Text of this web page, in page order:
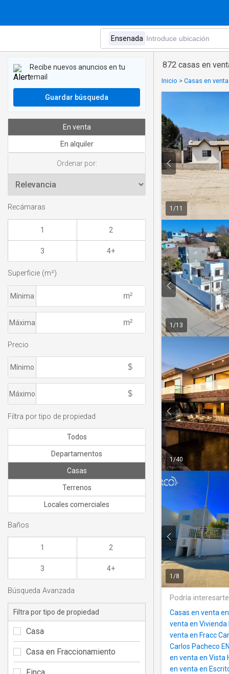
872 casas en
Inicio > Casas en
1 /11
1 /13
1/40
1 /8
Podría
Casas en venta
venta en Vivienda
venta en Fracc
Carlos Pacheco
en venta en Vista
en venta en
Recibe nuevos anuncios en tu
email
Guardar búsqueda
En venta
En alquiler
Ordenar por:
Recámaras
1 2
3 4+
Superficie (m²)
Mínima
Máxima
Precio
Mínimo
Máximo
Filtra por tipo de propiedad
Todos
Departamentos
Casas
Terrenos
Locales comerciales
Baños
1 2
3 4+
Búsqueda Avanzada
Filtra por tipo de propiedad
Casa
Casa en Fraccionamiento
Finca